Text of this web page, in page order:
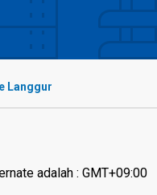
Langgur
adalah : GMT+09:00